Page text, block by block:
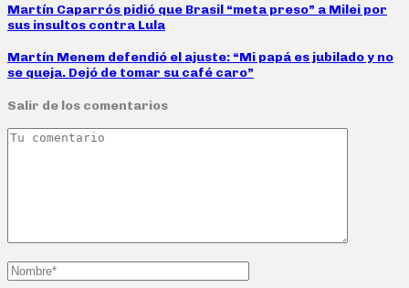
Martín Caparrós pidió que Brasil “meta preso” a Milei por
sus insultos contra Lula
Martín Menem defendió el ajuste: “Mi papá es jubilado y no
se queja. Dejó de tomar su café caro”
Salir de los comentarios